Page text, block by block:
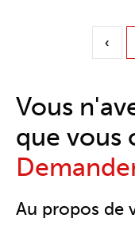
‹
Vous
que vous
Au propos de